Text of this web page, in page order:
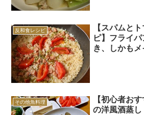
反和食レシピ
【スパムと
ピ】フライ
き、しかも
その他魚料理
【初心者お
の洋風酒蒸